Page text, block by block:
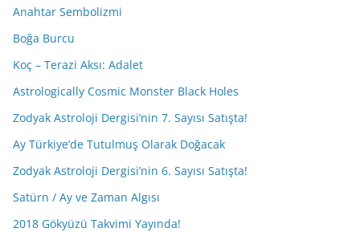
Anahtar Sembolizmi
Boğa Burcu
Koç – Terazi Aksı: Adalet
Astrologically Cosmic Monster Black Holes
Zodyak Astroloji Dergisi’nin 7. Sayısı Satışta!
Ay Türkiye’de Tutulmuş Olarak Doğacak
Zodyak Astroloji Dergisi’nin 6. Sayısı Satışta!
Satürn / Ay ve Zaman Algısı
2018 Gökyüzü Takvimi Yayında!